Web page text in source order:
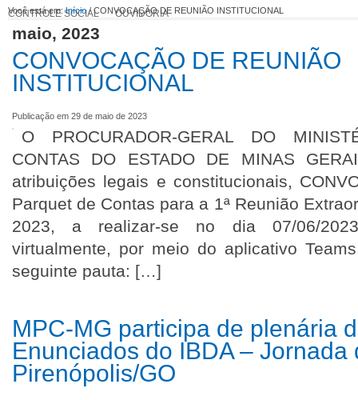
CONTROLE SOCIAL OUVIDORIA
Você está em:Início/ CONVOCAÇÃO DE REUNIÃO INSTITUCIONAL
maio, 2023
CONVOCAÇÃO DE REUNIÃO
INSTITUCIONAL
Publicação em 29 de maio de 2023
O PROCURADOR-GERAL DO
CONTAS DO ESTADO DE MINAS
atribuições legais e constitucionais,
Parquet de Contas para a 1ª Reunião
2023, a realizar-se no dia 07/06/
virtualmente, por meio do aplicativo
seguinte pauta: […]
MPC-MG participa de plenária
Enunciados do IBDA – Jornada
Pirenópolis/GO